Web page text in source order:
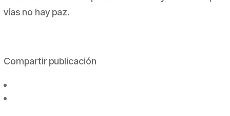
vías no hay paz.
Compartir publicación